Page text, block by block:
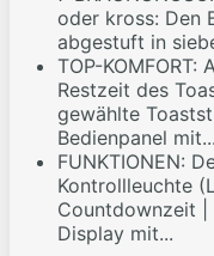
oder kross: Den
abgestuft in
TOP-
Restzeit des
gewählte
Bedienpanel mit...
FUNKTIONEN:
Kontrollleuchte
Countdownzeit |
Display mit...